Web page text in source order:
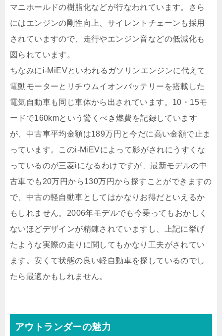
マニホールドの樹脂化などが行なわれています。さら
にはエンジンの剛性向上、サイレントチェーンも採用
されていますので、走行やエンジン音などの低減化も
図られています。
ちなみにi-MiEVといわれるガソリンエンジンに代えて
電動モーターとリチウムイオンバッテリーを搭載した
電気自動車も同じ車体から出されています。10・15モ
ードで160kmという驚くべき燃費を記録しています
が、中古車平均金額は189万円と今だに高い金額で止ま
っています。このi-MiEVによって影がされにうすくな
っているのが三菱iになるわけですが、最新モデルの中
古車でも20万円から130万円から探すことができますの
で、中古の軽自動車としてはかなりお得だといえるか
もしれません。2006年モデルでも今乗ってもおかしく
ないほどデザインが精錬されていますし、上記に挙げ
たような実際の走りに関してもかなり工夫がされてい
ます。安くて状態の良い軽自動車を探しているのでし
たら最適かもしれません。
アウトランダーの魅力